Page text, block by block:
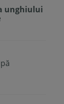
unghiului